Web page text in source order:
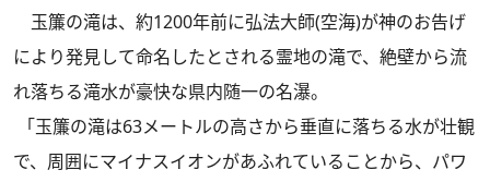
玉簾の滝は、約1200年前に弘法大師(空海)が神のお告げ
により発見して命名したとされる霊地の滝で、絶壁から流
れ落ちる滝水が豪快な県内随一の名瀑。
「玉簾の滝は63メートルの高さから垂直に落ちる水が壮観
で、周囲にマイナスイオンがあふれていることから、パワ